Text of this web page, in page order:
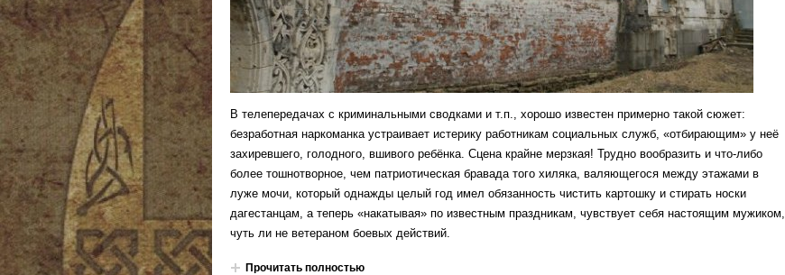
В телепередачах с криминальными сводками и т.п., хорошо известен примерно такой сюжет:
безработная наркоманка устраивает истерику работникам социальных служб, «отбирающим» у неё
захиревшего, голодного, вшивого ребёнка. Сцена крайне мерзкая! Трудно вообразить и что-либо
более тошнотворное, чем патриотическая бравада того хиляка, валяющегося между этажами в
луже мочи, который однажды целый год имел обязанность чистить картошку и стирать носки
дагестанцам, а теперь «накатывая» по известным праздникам, чувствует себя настоящим мужиком,
чуть ли не ветераном боевых действий.
Прочитать полностью